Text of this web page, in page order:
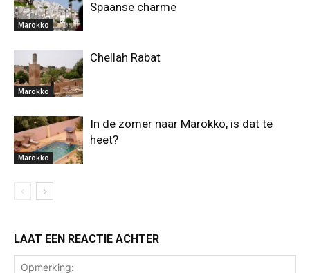
Marokko
Spaanse charme
Marokko
Chellah Rabat
Marokko
In de zomer naar Marokko, is dat te
heet?
LAAT EEN REACTIE ACHTER